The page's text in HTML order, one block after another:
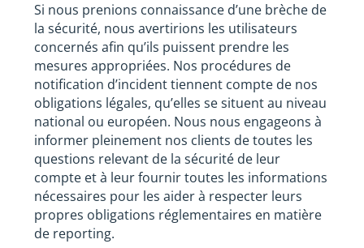
Si nous prenions connaissance d’une brèche de
la sécurité, nous avertirions les utilisateurs
concernés afin qu’ils puissent prendre les
mesures appropriées. Nos procédures de
notification d’incident tiennent compte de nos
obligations légales, qu’elles se situent au niveau
national ou européen. Nous nous engageons à
informer pleinement nos clients de toutes les
questions relevant de la sécurité de leur
compte et à leur fournir toutes les informations
nécessaires pour les aider à respecter leurs
propres obligations réglementaires en matière
de reporting.